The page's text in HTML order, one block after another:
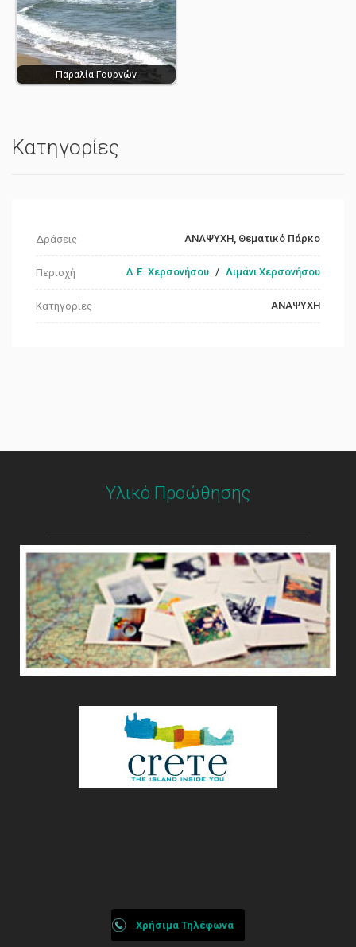
Παραλία Γουρνών
Κατηγορίες
Δράσεις ΑΝΑΨΥΧΗ, Θεματικό Πάρκο
Περιοχή Δ.Ε. Χερσονήσου / Λιμάνι Χερσονήσου
Κατηγορίες ΑΝΑΨΥΧΗ
Υλικό Προώθησης
Χρήσιμα Τηλέφωνα